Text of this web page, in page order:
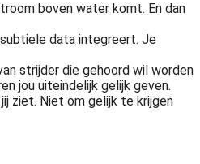
boven water komt. En dan
data integreert. Je
strijder die gehoord wil worden
jou uiteindelijk gelijk geven.
ziet. Niet om gelijk te krijgen